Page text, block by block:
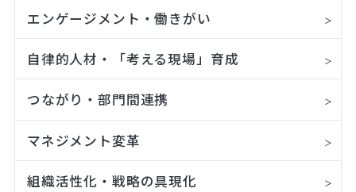
エンゲージメント・働きがい
自律的人材・「考える現場」育成
つながり・部門間連携
マネジメント変革
組織活性化・戦略の具現化